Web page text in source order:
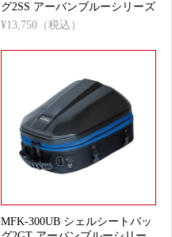
グ2SS アーバンブルーシリーズ
¥13,750（税込）
MFK-300UB シェルシートバッ